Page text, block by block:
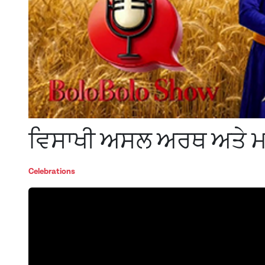
ਵਿਸਾਖੀ ਅਸਲ ਅਰਥ ਅਤੇ
Celebrations